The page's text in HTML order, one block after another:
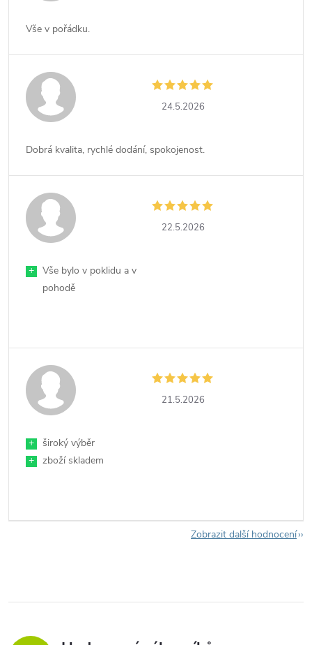
Vše v pořádku.
24.5.2026
Dobrá kvalita, rychlé dodání, spokojenost.
22.5.2026
+
Vše bylo v poklidu a v
pohodě
21.5.2026
+
široký výběr
+
zboží skladem
Zobrazit další hodnocení